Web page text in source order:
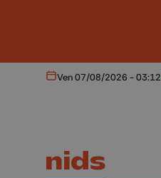
Aujourd'hui
Ven 07/08/2026 - 03:12
nids